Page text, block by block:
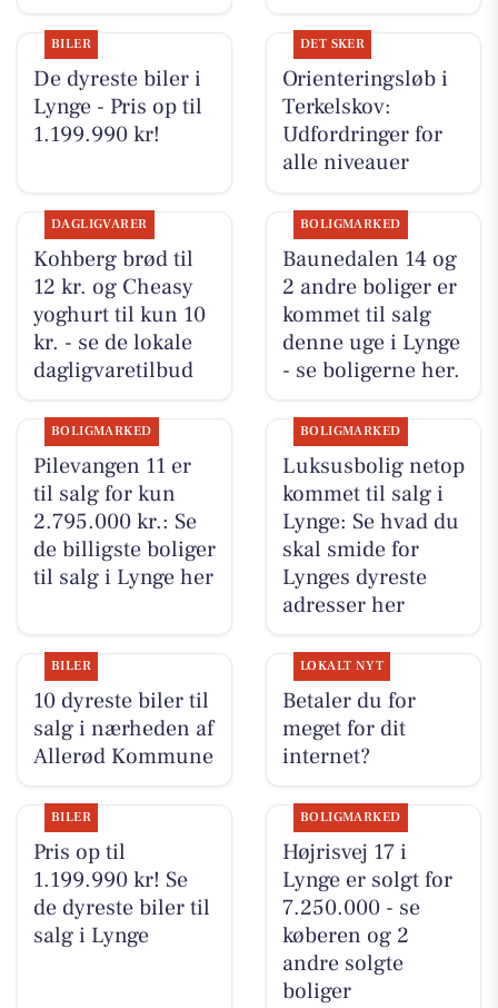
BILER
De dyreste biler i
Lynge - Pris op til
1.199.990 kr!
DET SKER
Orienteringsløb i
Terkelskov:
Udfordringer for
alle niveauer
DAGLIGVARER
Kohberg brød til
12 kr. og Cheasy
yoghurt til kun 10
kr. - se de lokale
dagligvaretilbud
BOLIGMARKED
Baunedalen 14 og
2 andre boliger er
kommet til salg
denne uge i Lynge
- se boligerne her.
BOLIGMARKED
Pilevangen 11 er
til salg for kun
2.795.000 kr.: Se
de billigste boliger
til salg i Lynge her
BOLIGMARKED
Luksusbolig netop
kommet til salg i
Lynge: Se hvad du
skal smide for
Lynges dyreste
adresser her
BILER
10 dyreste biler til
salg i nærheden af
Allerød Kommune
LOKALT NYT
Betaler du for
meget for dit
internet?
BILER
Pris op til
1.199.990 kr! Se
de dyreste biler til
salg i Lynge
BOLIGMARKED
Højrisvej 17 i
Lynge er solgt for
7.250.000 - se
køberen og 2
andre solgte
boliger